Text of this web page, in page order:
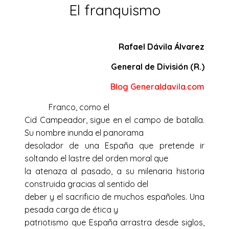
El franquismo
Rafael Dávila Álvarez
General de División (R.)
Blog Generaldavila.com
Franco, como el
Cid Campeador, sigue en el campo de batalla.
Su nombre inunda el panorama
desolador de una España que pretende ir
soltando el lastre del orden moral que
la atenaza al pasado, a su milenaria historia
construida gracias al sentido del
deber y el sacrificio de muchos españoles. Una
pesada carga de ética y
patriotismo que España arrastra desde siglos,